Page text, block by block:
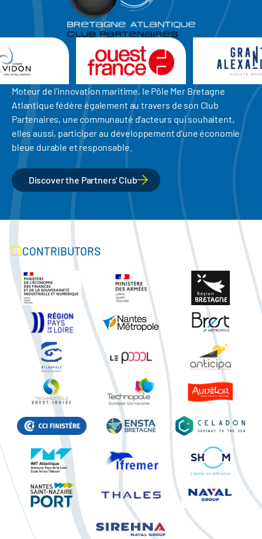
Moteur de l'innovation maritime, le Pôle Mer Bretagne
Atlantique fédère également au travers de son Club
Partenaires, une communauté d'acteurs qui souhaitent,
elles aussi, participer au développement d'une économie
bleue durable et responsable.
Discover the Partners' Club
CONTRIBUTORS